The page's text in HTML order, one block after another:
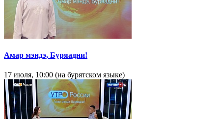
Амар мэндэ, Буряадни!
17 июля, 10:00 (на бурятском языке)